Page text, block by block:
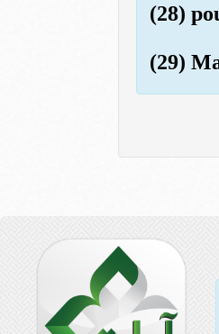
(28)
(29)